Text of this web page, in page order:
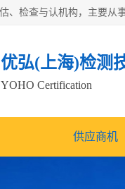
优弘(上海)检测
YOHO Certification
供应商机